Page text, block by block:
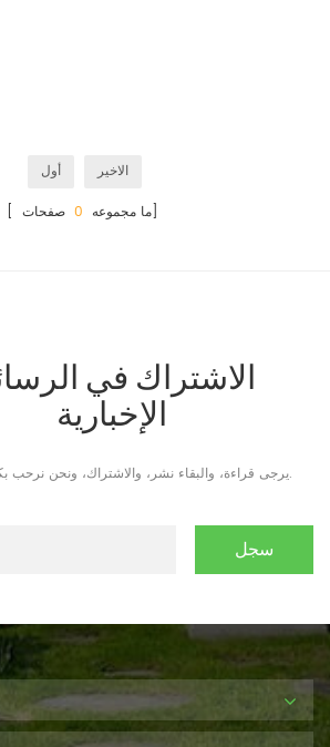
أول
الاخير
[ ما مجموعه 0 صفحات]
الاشتراك في
الإخبارية
يرجى قراءة، والبقاء نشر، والاشتراك، ونحن نرحب بكم ليقول لنا ما هو رأيك.